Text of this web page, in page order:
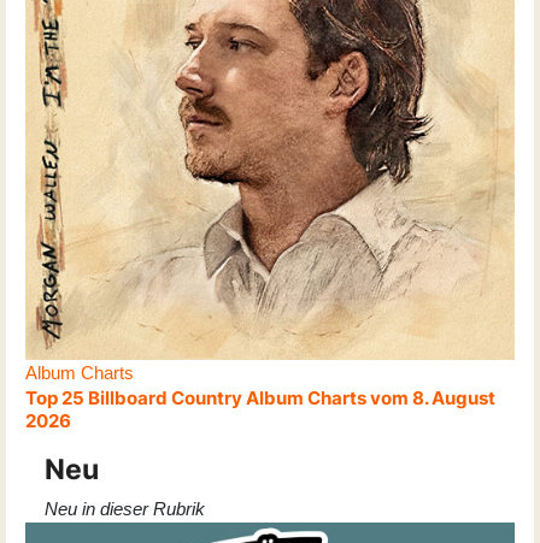
Album Charts
Top 25 Billboard Country Album Charts vom 8. August
2026
Neu
Neu in dieser Rubrik